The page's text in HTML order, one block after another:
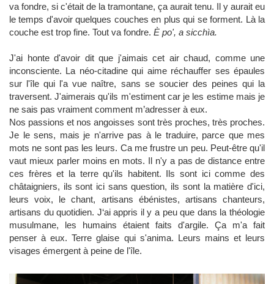
va fondre, si c'était de la tramontane, ça aurait tenu. Il y aurait eu
le temps d'avoir quelques couches en plus qui se forment. Là la
couche est trop fine. Tout va fondre. È po', a sicchìa.
J'ai honte d'avoir dit que j'aimais cet air chaud, comme une
inconsciente. La néo-citadine qui aime réchauffer ses épaules
sur l'île qui l'a vue naître, sans se soucier des peines qui la
traversent. J'aimerais qu'ils m'estiment car je les estime mais je
ne sais pas vraiment comment m’adresser à eux.
Nos passions et nos angoisses sont très proches, très proches.
Je le sens, mais je n'arrive pas à le traduire, parce que mes
mots ne sont pas les leurs. Ca me frustre un peu. Peut-être qu'il
vaut mieux parler moins en mots. Il n'y a pas de distance entre
ces frères et la terre qu'ils habitent. Ils sont ici comme des
châtaigniers, ils sont ici sans question, ils sont la matière d'ici,
leurs voix, le chant, artisans ébénistes, artisans chanteurs,
artisans du quotidien. J‘ai appris il y a peu que dans la théologie
musulmane, les humains étaient faits d'argile. Ça m'a fait
penser à eux. Terre glaise qui s'anima. Leurs mains et leurs
visages émergent à peine de l'île.